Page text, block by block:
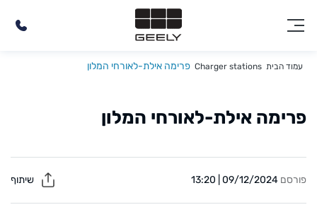
עמוד הבית Charger stations פרימה אילת-לאורחי המלון
פרימה אילת-לאורחי המלון
פורסם 09/12/2024 | 13:20